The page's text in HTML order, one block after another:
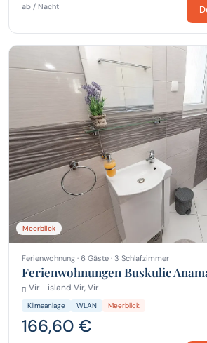
ab / Nacht
Meerblick
Ferienwohnung · 6 Gäste · 3 Schlafzimmer
Ferienwohnungen Buskulic
Vir - island Vir, Vir
Klimaanlage WLAN Meerblick
166,60 €